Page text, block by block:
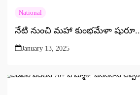
National
నేటి నుంచి మహా కుంభమేళా షురూ..
January 13, 2025